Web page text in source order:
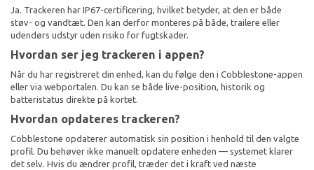
Ja. Trackeren har IP67-certificering, hvilket betyder, at den er både
støv- og vandtæt. Den kan derfor monteres på både, trailere eller
udendørs udstyr uden risiko for fugtskader.
Hvordan ser jeg trackeren i appen?
Når du har registreret din enhed, kan du følge den i Cobblestone-appen
eller via webportalen. Du kan se både live-position, historik og
batteristatus direkte på kortet.
Hvordan opdateres trackeren?
Cobblestone opdaterer automatisk sin position i henhold til den valgte
profil. Du behøver ikke manuelt opdatere enheden — systemet klarer
det selv. Hvis du ændrer profil, træder det i kraft ved næste